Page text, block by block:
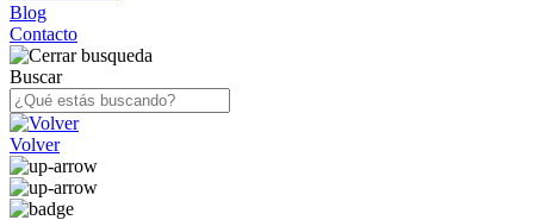
Blog
Contacto
Buscar
Volver